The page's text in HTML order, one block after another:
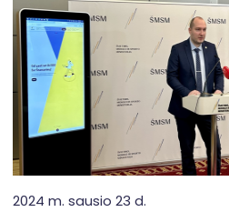
2024 m. sausio 23 d.